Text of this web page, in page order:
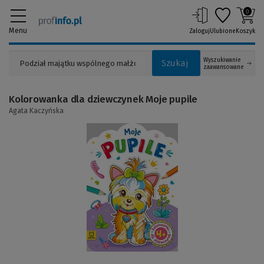
Menu
Szukaj
Wyszukiwanie
zaawansowane
ZalogujUlubione
0
Koszyk
Kolorowanka dla dziewczynek Moje pupile
Agata Kaczyńska